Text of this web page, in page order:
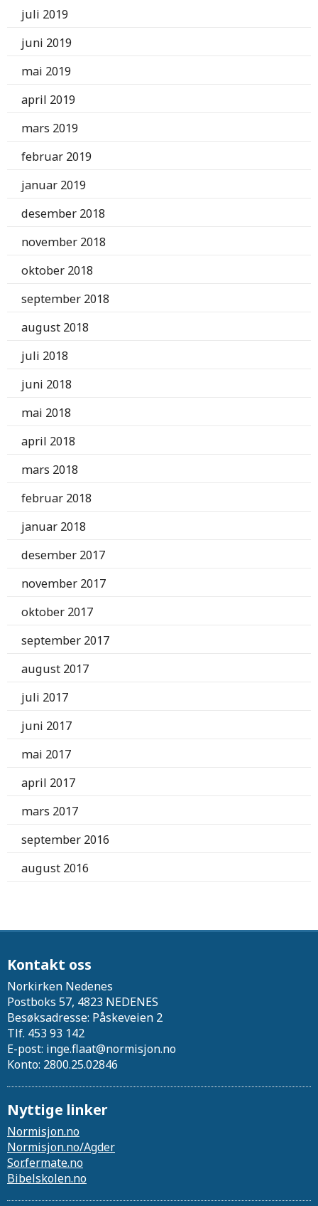
juli 2019
juni 2019
mai 2019
april 2019
mars 2019
februar 2019
januar 2019
desember 2018
november 2018
oktober 2018
september 2018
august 2018
juli 2018
juni 2018
mai 2018
april 2018
mars 2018
februar 2018
januar 2018
desember 2017
november 2017
oktober 2017
september 2017
august 2017
juli 2017
juni 2017
mai 2017
april 2017
mars 2017
september 2016
august 2016
Kontakt oss
Norkirken Nedenes
Postboks 57, 4823 NEDENES
Besøksadresse: Påskeveien 2
Tlf. 453 93 142
E-post: inge.flaat@normisjon.no
Konto: 2800.25.02846
Nyttige linker
Normisjon.no
Normisjon.no/Agder
Sor.fermate.no
Bibelskolen.no